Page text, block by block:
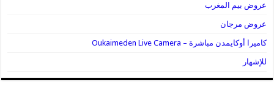
عروض بيم المغرب
عروض مرجان
كاميرا أوكايمدن مباشرة – Oukaimeden Live Camera
للإشهار